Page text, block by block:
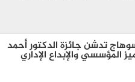
تدشن جائزة الدكتور أحمد
المؤسسي والإبداع الإداري